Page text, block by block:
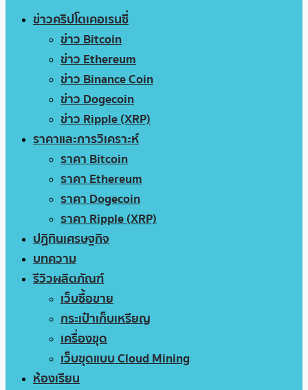
ข่าวคริปโตเคอเรนซี่
ข่าว Bitcoin
ข่าว Ethereum
ข่าว Binance Coin
ข่าว Dogecoin
ข่าว Ripple (XRP)
ราคาและการวิเคราะห์
ราคา Bitcoin
ราคา Ethereum
ราคา Dogecoin
ราคา Ripple (XRP)
ปฏิทินเศรษฐกิจ
บทความ
รีวิวผลิตภัณฑ์
เว็บซื้อขาย
กระเป๋าเก็บเหรียญ
เครื่องขุด
เว็บขุดแบบ Cloud Mining
ห้องเรียน